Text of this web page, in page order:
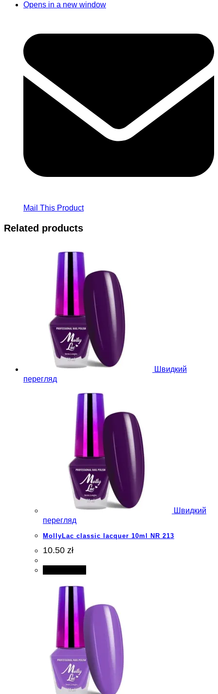
Opens in a new window
Mail This Product
Related products
Швидкий
перегляд
Швидкий
перегляд
MollyLac classic lacquer 10ml NR 213
10.50 zł